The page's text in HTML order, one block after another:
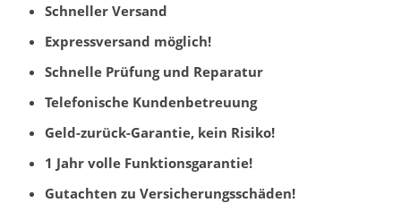
Schneller Versand
Expressversand möglich!
Schnelle Prüfung und Reparatur
Telefonische Kundenbetreuung
Geld-zurück-Garantie, kein Risiko!
1 Jahr volle Funktionsgarantie!
Gutachten zu Versicherungsschäden!